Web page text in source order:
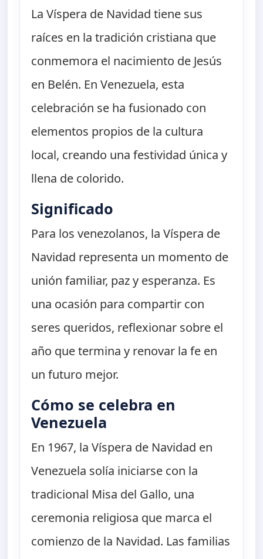
La Víspera de Navidad tiene sus
raíces en la tradición cristiana que
conmemora el nacimiento de Jesús
en Belén. En Venezuela, esta
celebración se ha fusionado con
elementos propios de la cultura
local, creando una festividad única y
llena de colorido.
Significado
Para los venezolanos, la Víspera de
Navidad representa un momento de
unión familiar, paz y esperanza. Es
una ocasión para compartir con
seres queridos, reflexionar sobre el
año que termina y renovar la fe en
un futuro mejor.
Cómo se celebra en
Venezuela
En 1967, la Víspera de Navidad en
Venezuela solía iniciarse con la
tradicional Misa del Gallo, una
ceremonia religiosa que marca el
comienzo de la Navidad. Las familias